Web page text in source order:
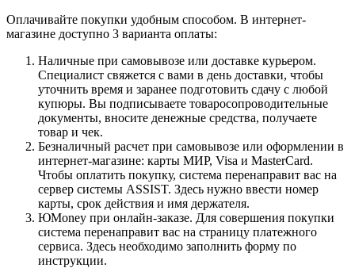
Оплачивайте покупки удобным способом. В интернет-
магазине доступно 3 варианта оплаты:
Наличные при самовывозе или доставке курьером.
Специалист свяжется с вами в день доставки, чтобы
уточнить время и заранее подготовить сдачу с любой
купюры. Вы подписываете товаросопроводительные
документы, вносите денежные средства, получаете
товар и чек.
Безналичный расчет при самовывозе или оформлении в
интернет-магазине: карты МИР, Visa и MasterCard.
Чтобы оплатить покупку, система перенаправит вас на
сервер системы ASSIST. Здесь нужно ввести номер
карты, срок действия и имя держателя.
ЮMoney при онлайн-заказе. Для совершения покупки
система перенаправит вас на страницу платежного
сервиса. Здесь необходимо заполнить форму по
инструкции.